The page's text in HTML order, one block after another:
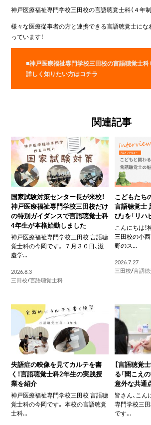
神戸医療福祉専門学校三田校の言語聴覚士科（４年制
様々な医療従事者の方と連携できる言語聴覚士にな
っています！
■神戸医療福祉専門学校三田校の言語聴覚士科
詳しく知りたい方はコチラ
関連記事
国家試験対策センター長が来校！
神戸医療福祉専門学校三田校だけ
の特別ガイダンスで言語聴覚士科
4年生が本格始動しました
神戸医療福祉専門学校三田校 言語聴
覚士科の今岡です。 ７月３０日、滋
慶学...
2026.8.3
三田校/言語聴覚士科
こどもたち
言語聴覚士
び」を「リ
こんにちは
三田校の小
野のス...
2026.7.27
三田校/言語
失語症の映像を見てカルテを書
く！言語聴覚士科2年生の実践授
業を紹介
神戸医療福祉専門学校三田校 言語聴
覚士科の今岡です。 本校の言語聴覚
士科...
【言語聴覚
る「聞こえ
意外な共通
皆さん、こ
専門学校三
です...